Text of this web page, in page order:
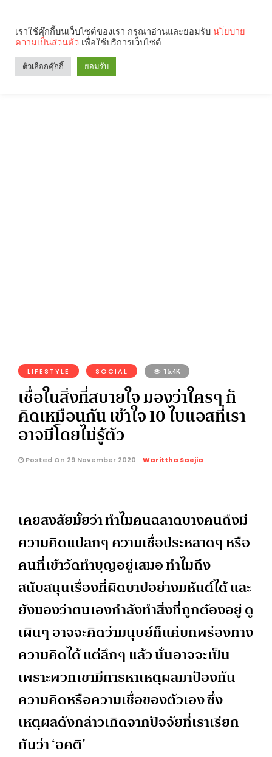
LIFESTYLE SOCIAL 15.4K
เชื่อในสิ่งที่สบายใจ มองว่าใครๆ ก็
คิดเหมือนกัน เข้าใจ 10 ไบแอสที่เรา
อาจมีโดยไม่รู้ตัว
Posted On 29 November 2020 Warittha Saejia
เคยสงสัยมั้ยว่า ทำไมคนฉลาดบางคนถึงมี
ความคิดแปลกๆ ความเชื่อประหลาดๆ หรือ
คนที่เข้าวัดทำบุญอยู่เสมอ ทำไมถึง
สนับสนุนเรื่องที่ผิดบาปอย่างมหันต์ได้ และ
ยังมองว่าตนเองกำลังทำสิ่งที่ถูกต้องอยู่ ดู
เผินๆ อาจจะคิดว่ามนุษย์ก็แค่บกพร่องทาง
ความคิดได้ แต่ลึกๆ แล้ว นั่นอาจจะเป็น
เพราะพวกเขามีการหาเหตุผลมาป้องกัน
ความคิดหรือความเชื่อของตัวเอง ซึ่ง
เหตุผลดังกล่าวเกิดจากปัจจัยที่เราเรียก
กันว่า ‘อคติ’
เราใช้คุ๊กกี้บนเว็บไซต์ของเรา กรุณาอ่านและยอมรับ นโยบาย
ความเป็นส่วนตัว เพื่อใช้บริการเว็บไซต์
ตัวเลือกคุ๊กกี้ ยอมรับ